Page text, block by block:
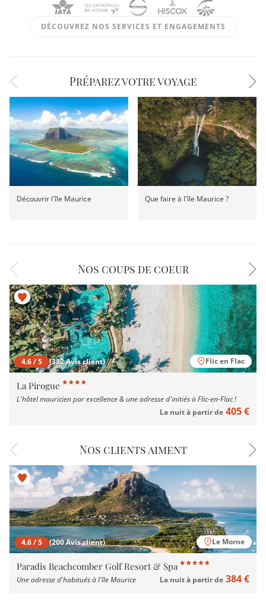
DÉCOUVREZ NOS SERVICES ET ENGAGEMENTS
Préparez votre voyage
Découvrir l'île Maurice Que faire à l'île Maurice ?
Nos coups de coeur
4.6 / 5 (382 Avis client) Flic en Flac
La Pirogue
L'hôtel mauricien par excellence & une adresse d'initiés à Flic-en-Flac !
La nuit à partir de 405 €
Nos clients aiment
4.6 / 5 (200 Avis client) Le Morne
Paradis Beachcomber Golf Resort & Spa
Une adresse d'habitués à l'île Maurice La nuit à partir de 384 €